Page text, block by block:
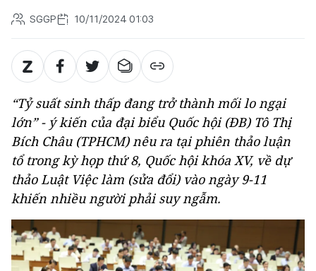
SGGP 10/11/2024 01:03
“Tỷ suất sinh thấp đang trở thành mối lo ngại
lớn” - ý kiến của đại biểu Quốc hội (ĐB) Tô Thị
Bích Châu (TPHCM) nêu ra tại phiên thảo luận
tổ trong kỳ họp thứ 8, Quốc hội khóa XV, về dự
thảo Luật Việc làm (sửa đổi) vào ngày 9-11
khiến nhiều người phải suy ngẫm.